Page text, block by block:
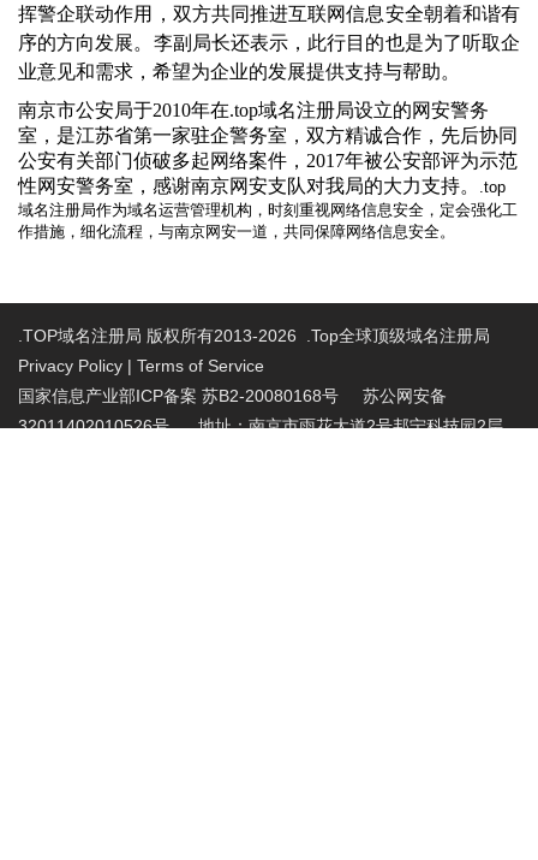
挥警企联动作用， 双方共同推进互联网信息安全朝着和谐有
序的方向发展。李副局长还表示，此行目的也是为了听取企
业意见和需求， 希望为企业的发展提供支持与帮助。
南京市公安局于2010年在.top域名注册局设立的网安警务
室， 是江苏省第一家驻企警务室，双方精诚合作，先后协同
公安有关部门侦破多起网络案件， 2017年被公安部评为示范
性网安警务室， 感谢南京网安支队对我局的大力支持。
.top
域名注册局作为域名运营管理机构，时刻重视网络信息安全，定会强化工
作措施，细化流程，与南京网安一道，共同保障网络信息安全。
.TOP域名注册局 版权所有2013-2026 .Top全球顶级域名注册局
Privacy Policy | Terms of Service
国家信息产业部ICP备案 苏B2-20080168号 苏公网安备
32011402010526号 地址：南京市雨花大道2号邦宁科技园2层